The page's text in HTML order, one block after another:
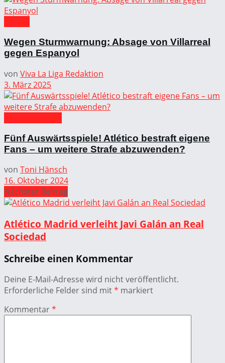
Wegen Sturmwarnung: Absage von Villarreal
gegen Espanyol
von Viva La Liga Redaktion
3. März 2025
Fünf Auswärtsspiele! Atlético bestraft eigene
Fans – um weitere Strafe abzuwenden?
von Toni Hänsch
16. Oktober 2024
Nächster Beitrag
Atlético Madrid verleiht Javi Galán an Real
Sociedad
Schreibe einen Kommentar
Deine E-Mail-Adresse wird nicht veröffentlicht.
Erforderliche Felder sind mit* markiert
Kommentar*